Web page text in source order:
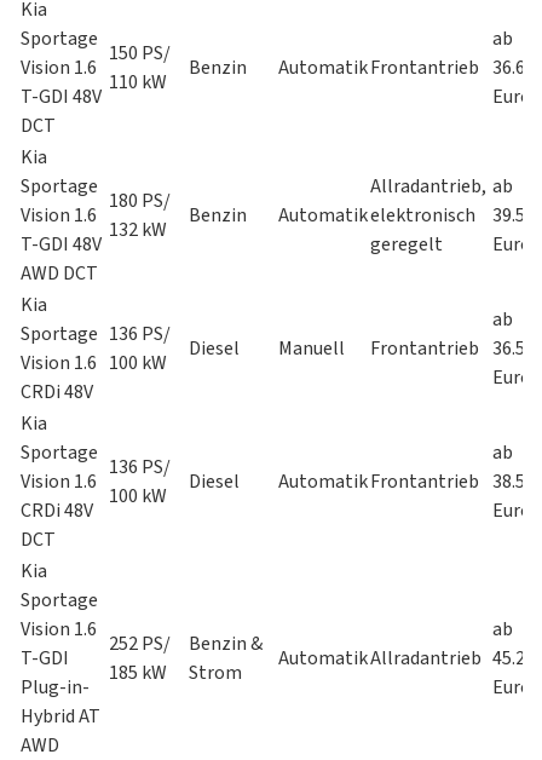
Kia
Sportage
Vision 1.6
T-GDI 48V
DCT
150 PS/
110 kW
Benzin AutomatikFrontantrieb
ab
Euro
Kia
Sportage
Vision 1.6
T-GDI 48V
AWD DCT
180 PS/
132 kW
Benzin Automatik
Allradantrieb,
elektronisch
geregelt
ab
Euro
Kia
Sportage
Vision 1.6
CRDi 48V
136 PS/
100 kW
Diesel Manuell Frontantrieb
ab
Euro
Kia
Sportage
Vision 1.6
CRDi 48V
DCT
136 PS/
100 kW
Diesel AutomatikFrontantrieb
ab
Euro
Kia
Sportage
Vision 1.6
T-GDI
Plug-in-
Hybrid AT
AWD
252 PS/
185 kW
Benzin &
Strom
AutomatikAllradantrieb
ab
Euro